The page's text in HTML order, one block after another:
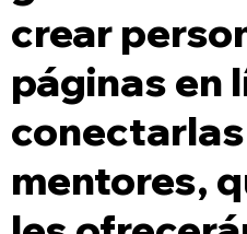
crear
páginas en
mentores,